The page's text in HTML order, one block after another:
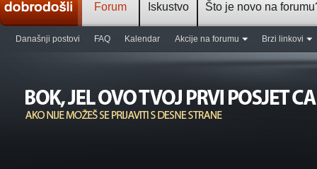
Forum
Današnji postovi FAQ Kalendar Akcije na forumu Brzi linkovi
Iskustvo Što je novo na